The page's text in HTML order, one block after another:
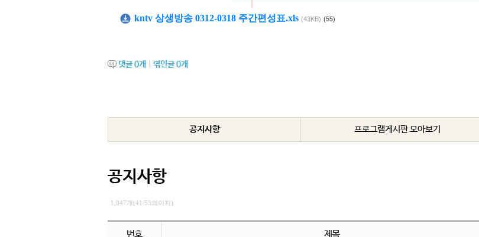
kntv 상생방송 0312-0318 주간편성표.xls (43KB) (55)
댓글0개 엮인글0개
공지사항 프로그램게시판 모아보기
공지사항
1,047개(41/53페이지)
번호 제목